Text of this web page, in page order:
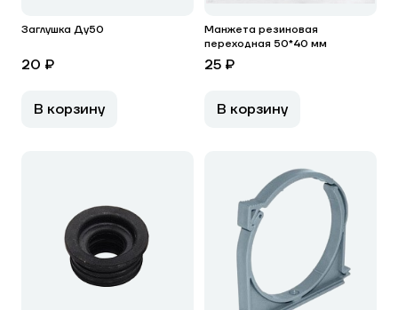
Заглушка Ду50
20 ₽
В корзину
Манжета резиновая
переходная 50*40 мм
25 ₽
В корзину